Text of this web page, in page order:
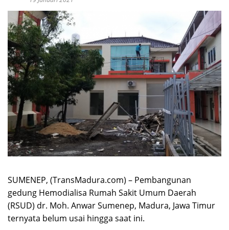
SUMENEP, (TransMadura.com) – Pembangunan
gedung Hemodialisa Rumah Sakit Umum Daerah
(RSUD) dr. Moh. Anwar Sumenep, Madura, Jawa Timur
ternyata belum usai hingga saat ini.